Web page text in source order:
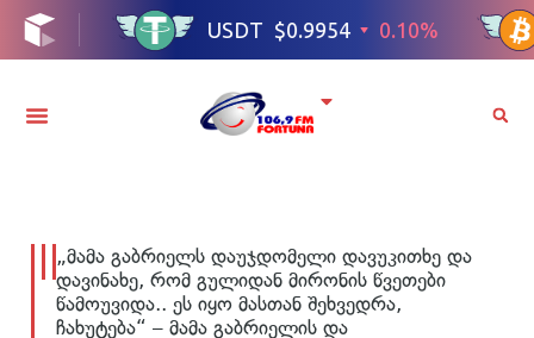
„მამა გაბრიელს დაუჯდომელი დავუკითხე და
დავინახე, რომ გულიდან მირონის წვეთები
წამოუვიდა.. ეს იყო მასთან შეხვედრა,
ჩახუტება“ – მამა გაბრიელის და